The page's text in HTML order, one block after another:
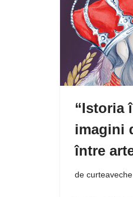
“Istoria
imagini
între
de curteaveche